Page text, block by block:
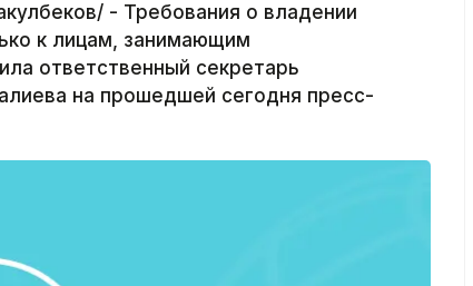
- Требования о владении
к лицам, занимающим
ответственный секретарь
на прошедшей сегодня пресс-